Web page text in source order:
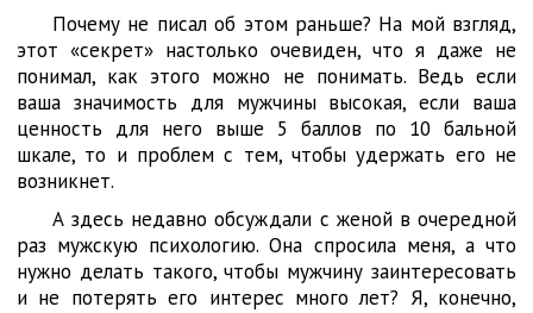
Почему не писал об этом раньше? На мой взгляд,
этот «секрет» настолько очевиден, что я даже не
понимал, как этого можно не понимать. Ведь если
ваша значимость для мужчины высокая, если ваша
ценность для него выше 5 баллов по 10 бальной
шкале, то и проблем с тем, чтобы удержать его не
возникнет.
А здесь недавно обсуждали с женой в очередной
раз мужскую психологию. Она спросила меня, а что
нужно делать такого, чтобы мужчину заинтересовать
и не потерять его интерес много лет? Я, конечно,